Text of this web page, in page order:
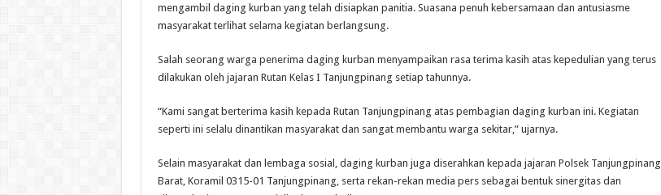
mengambil daging kurban yang telah disiapkan panitia. Suasana penuh kebersamaan dan antusiasme
masyarakat terlihat selama kegiatan berlangsung.
Salah seorang warga penerima daging kurban menyampaikan rasa terima kasih atas kepedulian yang terus
dilakukan oleh jajaran Rutan Kelas I Tanjungpinang setiap tahunnya.
“Kami sangat berterima kasih kepada Rutan Tanjungpinang atas pembagian daging kurban ini. Kegiatan
seperti ini selalu dinantikan masyarakat dan sangat membantu warga sekitar,” ujarnya.
Selain masyarakat dan lembaga sosial, daging kurban juga diserahkan kepada jajaran Polsek Tanjungpinang
Barat, Koramil 0315-01 Tanjungpinang, serta rekan-rekan media pers sebagai bentuk sinergitas dan